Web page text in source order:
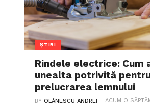
ȘTIRI
Rindele electrice: Cum
unealta potrivită
prelucrarea lemnului
BYOLĂNESCU ANDREI ACUM O